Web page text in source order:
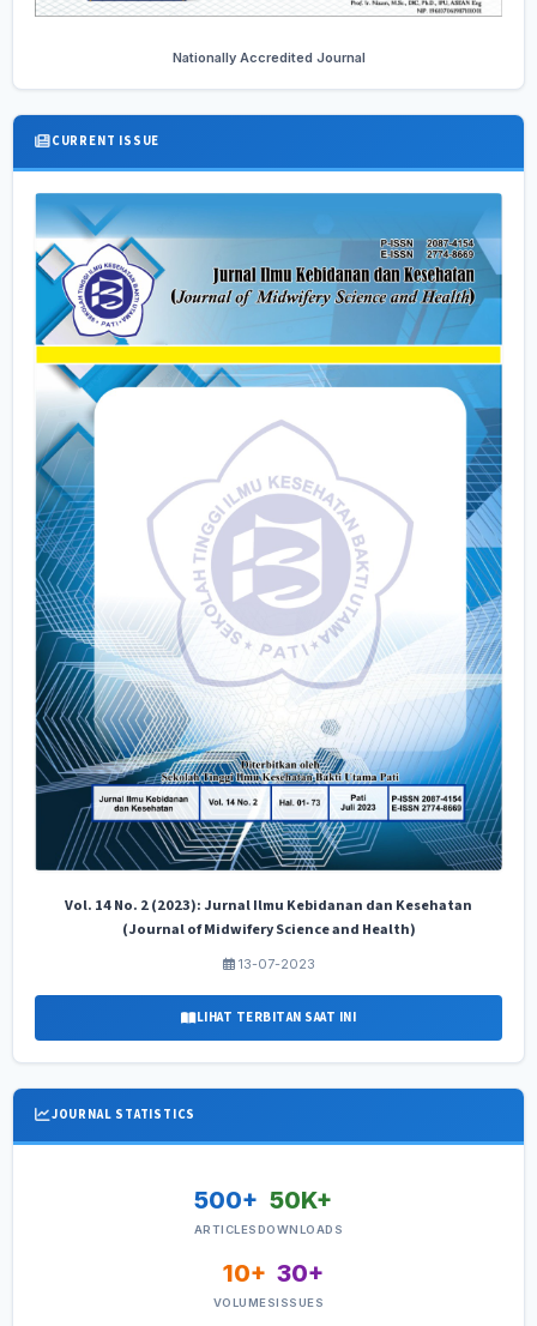
Nationally Accredited Journal
CURRENT ISSUE
Vol. 14 No. 2 (2023): Jurnal Ilmu Kebidanan dan Kesehatan
(Journal of Midwifery Science and Health)
13-07-2023
LIHAT TERBITAN SAAT INI
JOURNAL STATISTICS
500+
ARTICLES
50K+
DOWNLOADS
10+
VOLUMES
30+
ISSUES